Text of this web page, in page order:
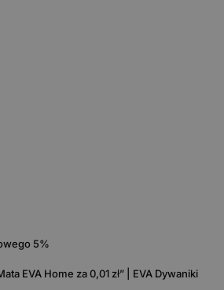
5%
EVA Home za 0,01 zł” | EVA Dywaniki